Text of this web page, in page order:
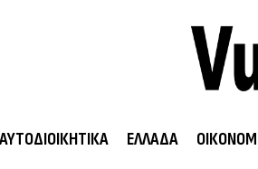
ΑΥΤΟΔΙΟΙΚΗΤΙΚΑ ΕΛΛΑΔΑ